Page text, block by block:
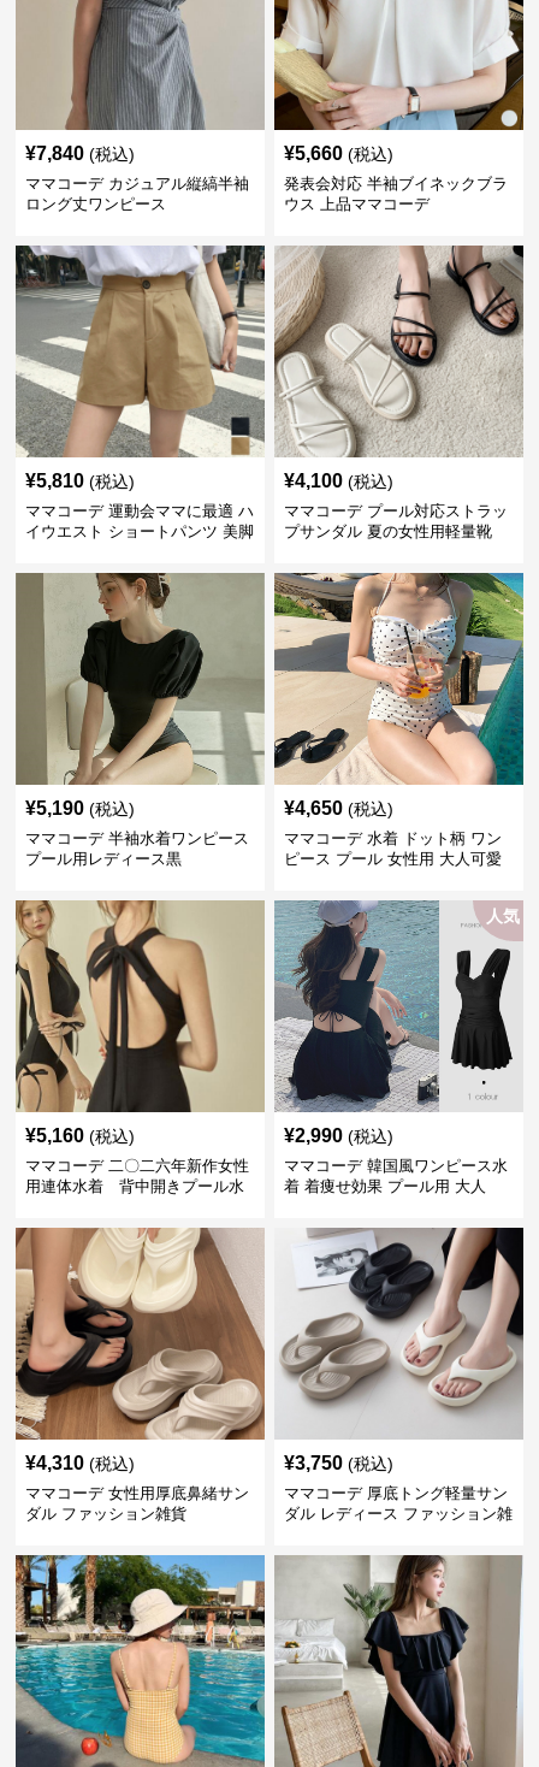
¥7,840 (税込)
ママコーデ カジュアル縦縞半袖
ロング丈ワンピース
¥5,660 (税込)
発表会対応 半袖ブイネックブラ
ウス 上品ママコーデ
¥5,810 (税込)
ママコーデ 運動会ママに最適 ハ
イウエスト ショートパンツ 美脚
¥4,100 (税込)
ママコーデ プール対応ストラッ
プサンダル 夏の女性用軽量靴
¥5,190 (税込)
ママコーデ 半袖水着ワンピース
プール用レディース黒
¥4,650 (税込)
ママコーデ 水着 ドット柄 ワン
ピース プール 女性用 大人可愛
¥5,160 (税込)
ママコーデ 二〇二六年新作女性
用連体水着 背中開きプール水
人気
¥2,990 (税込)
ママコーデ 韓国風ワンピース水
着 着痩せ効果 プール用 大人
¥4,310 (税込)
ママコーデ 女性用厚底鼻緒サン
ダル ファッション雑貨
¥3,750 (税込)
ママコーデ 厚底トング軽量サン
ダル レディース ファッション雑